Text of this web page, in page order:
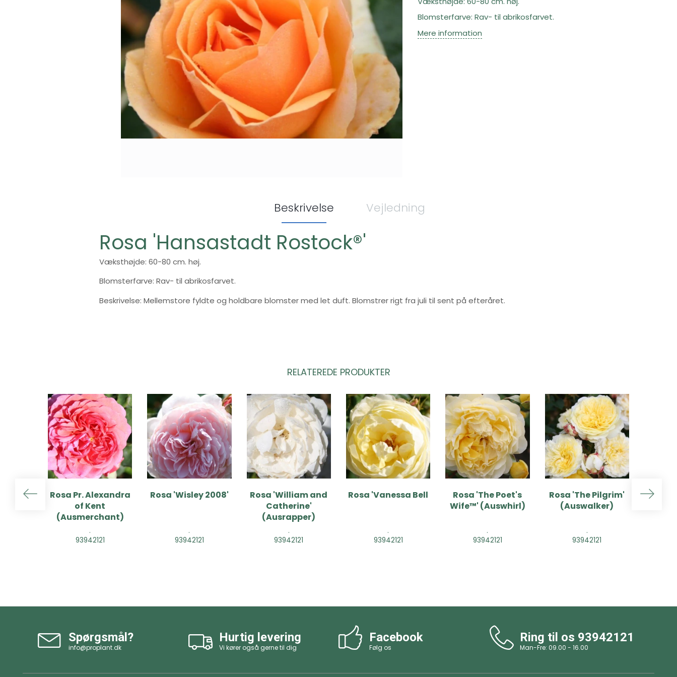
Blomsterfarve: Rav- til abrikosfarvet.
Mere information
Beskrivelse Vejledning
Rosa 'Hansastadt Rostock®'
Væksthøjde: 60-80 cm. høj.
Blomsterfarve: Rav- til abrikosfarvet.
Beskrivelse: Mellemstore fyldte og holdbare blomster med let duft. Blomstrer rigt fra juli til sent på efteråret.
RELATEREDE PRODUKTER
Rosa Pr. Alexandra
of Kent
(Ausmerchant)
.
93942121
Rosa 'Wisley 2008'
.
93942121
Rosa 'William and
Catherine'
(Ausrapper)
.
93942121
Rosa 'Vanessa Bell
.
93942121
Rosa 'The Poet's
Wife™' (Auswhirl)
.
93942121
Rosa 'The Pilgrim'
(Auswalker)
.
93942121
Spørgsmål?
info@proplant.dk
Hurtig levering
Vi kører også gerne til dig
Facebook
Følg os
Ring til os 93942121
Man-Fre: 09.00 - 16.00